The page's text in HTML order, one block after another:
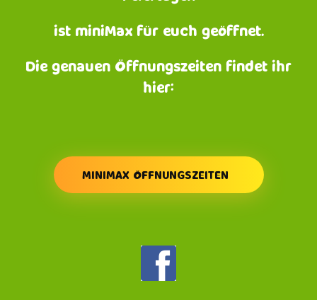
ist miniMax für euch geöffnet.
Die genauen Öffnungszeiten findet ihr
hier:
MINIMAX ÖFFNUNGSZEITEN